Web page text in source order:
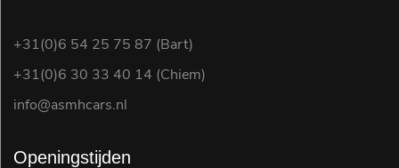
+31(0)6 54 25 75 87 (Bart)
+31(0)6 30 33 40 14 (Chiem)
info@asmhcars.nl
Openingstijden